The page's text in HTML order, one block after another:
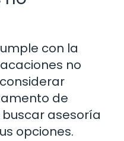
con la
no
de
asesoría
opciones.